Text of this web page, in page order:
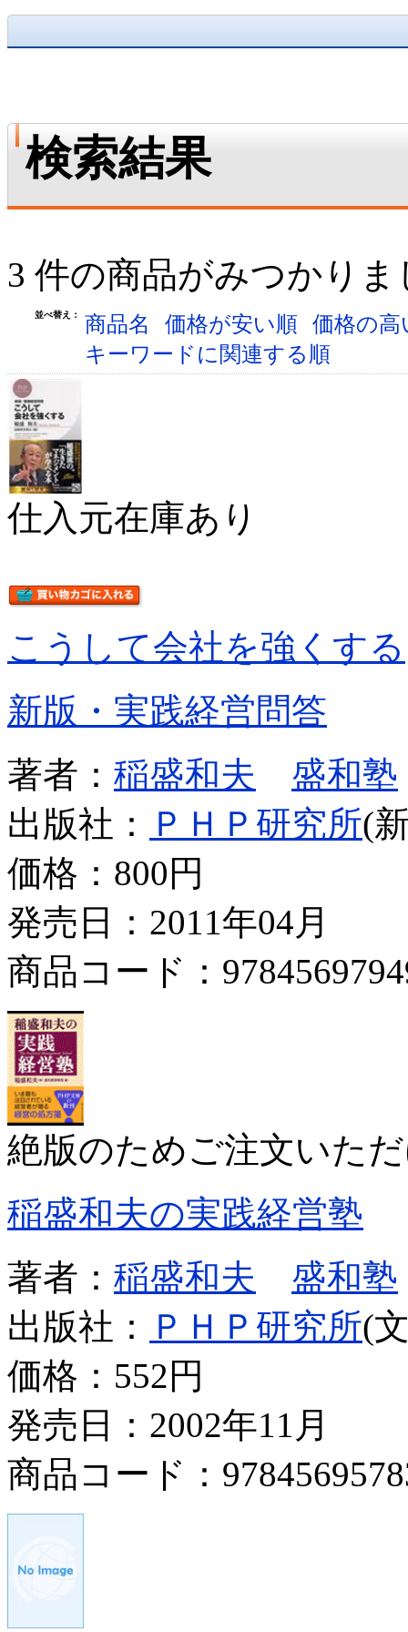
検索結果
3 件の商品がみつかりま
並べ替え： 商品名 価格が安い順 価格の
キーワードに関連する順
仕入元在庫あり
こうして会社を強くする
新版・実践経営問答
著者： 稲盛和夫
盛和塾
出版社：
ＰＨＰ研究所(
価格： 800円
発売日：2011年04月
商品コード：
絶版のためご注文いた
稲盛和夫の実践経営塾
著者： 稲盛和夫
盛和塾
出版社：
ＰＨＰ研究所(
価格： 552円
発売日：2002年11月
商品コード：